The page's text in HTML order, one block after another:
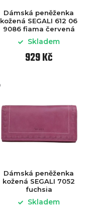
Dámská peněženka
kožená SEGALI 612 06
9086 fiama červená
Skladem
929 Kč
Dámská peněženka
kožená SEGALI 7052
fuchsia
Skladem